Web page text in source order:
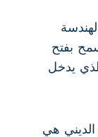
بفتح
يدخل
هي